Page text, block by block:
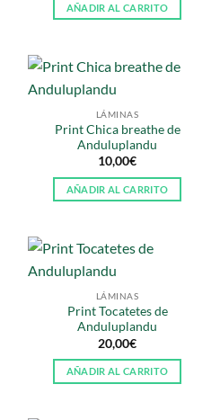
AÑADIR AL CARRITO
LÁMINAS
Print Chica breathe de
Anduluplandu
10,00€
AÑADIR AL CARRITO
LÁMINAS
Print Tocatetes de
Anduluplandu
20,00€
AÑADIR AL CARRITO